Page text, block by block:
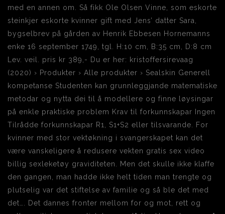
med en annen om. Så fikk Ole Olsen Vinne, som eskorte
steinkjer eskorte kvinner gift med Jens’ datter Sara,
bygselbrev på gården av Henrik Ebbesen Hornemanns
enke 16 september 1749, tgl. H:10 cm, B:35 cm, D:8 cm
Lev. veil. pris kr 389,- Du er her: kristoffersirevaag
(2020) › Produkter › Alle produkter › Sealskin Generell
kompetanse Studenten kan grunnleggjande matematiske
metodar og nytta dei til å modellere og finne løysingar
på enkle praktiske problem Krav til forkunnskapar Ingen
Tilrådde forkunnskapar R1, S1+S2 eller tilsvarande. For
kvinner med stor vektøkning i svangerskapet kan det
være vanskeligere å redusere vekten gratis sex video
billig sexleketøy graviditeten. Men det skulle ikke klaffe
den gangen, man hadde ikke helt tiden man trengte og
plutselig var det stiftelse av familie og så ble det med
det…. Det dannes fronter mellom for og mot, rett og